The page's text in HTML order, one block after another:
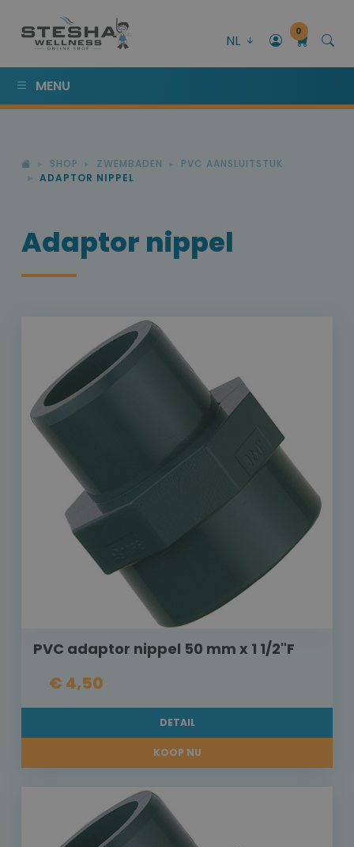
NL
0
MENU
SHOP ZWEMBADEN
PVC AANSLUITSTUK
ADAPTOR NIPPEL
Adaptor nippel
PVC adaptor nippel 50 mm x 1 1/2"F
€ 4,50
DETAIL
KOOP NU